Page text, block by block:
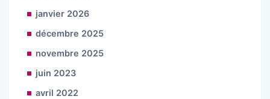
janvier 2026
décembre 2025
novembre 2025
juin 2023
avril 2022